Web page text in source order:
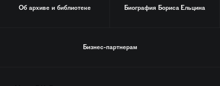
Об архиве и библиотеке Биография Бориса Ельцина
Бизнес-партнерам